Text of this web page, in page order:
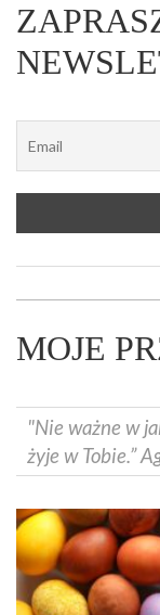
MOJE
"Nie ważne w
żyje w Tobie.”